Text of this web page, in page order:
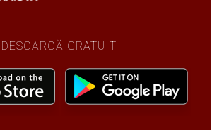
DESCARCĂ GRATUIT